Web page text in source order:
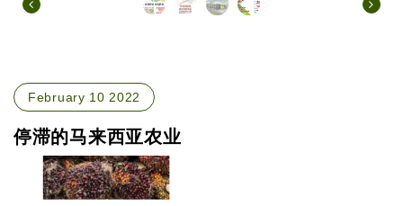
February 10 2022
停滞的马来西亚农业